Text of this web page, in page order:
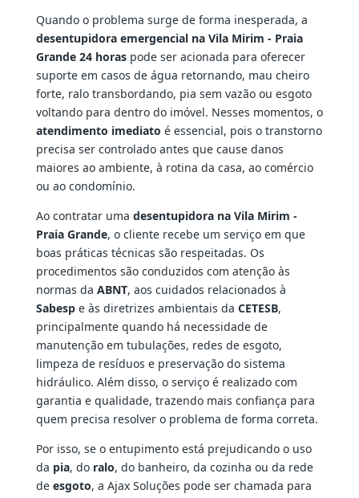
Quando o problema surge de forma inesperada, a
desentupidora emergencial na Vila Mirim - Praia
Grande 24 horaspode ser acionada para oferecer
suporte em casos de água retornando, mau cheiro
forte, ralo transbordando, pia sem vazão ou esgoto
voltando para dentro do imóvel. Nesses momentos, o
atendimento imediato é essencial, pois o transtorno
precisa ser controlado antes que cause danos
maiores ao ambiente, à rotina da casa, ao comércio
ou ao condomínio.
Ao contratar uma desentupidora na Vila Mirim -
Praia Grande, o cliente recebe um serviço em que
boas práticas técnicas são respeitadas. Os
procedimentos são conduzidos com atenção às
normas da ABNT, aos cuidados relacionados à
Sabespe às diretrizes ambientais da CETESB,
principalmente quando há necessidade de
manutenção em tubulações, redes de esgoto,
limpeza de resíduos e preservação do sistema
hidráulico. Além disso, o serviço é realizado com
garantia e qualidade, trazendo mais confiança para
quem precisa resolver o problema de forma correta.
Por isso, se o entupimento está prejudicando o uso
da pia, do ralo, do banheiro, da cozinha ou da rede
de esgoto, a Ajax Soluções pode ser chamada para